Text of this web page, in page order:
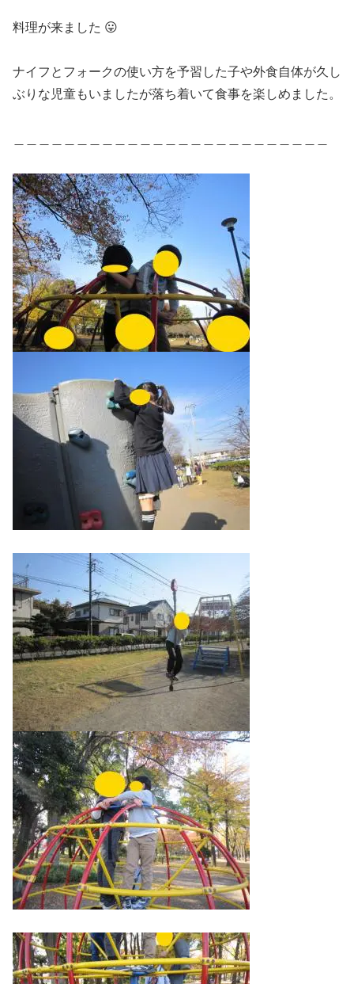
料理が来ました 😛
ナイフとフォークの使い方を予習した子や外食自体が久し
ぶりな児童もいましたが落ち着いて食事を楽しめました。